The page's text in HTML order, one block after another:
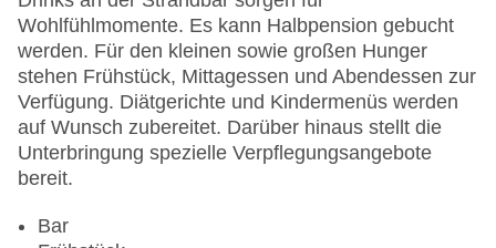
Wohlfühlmomente. Es kann Halbpension gebucht
werden. Für den kleinen sowie großen Hunger
stehen Frühstück, Mittagessen und Abendessen zur
Verfügung. Diätgerichte und Kindermenüs werden
auf Wunsch zubereitet. Darüber hinaus stellt die
Unterbringung spezielle Verpflegungsangebote
bereit.
Bar